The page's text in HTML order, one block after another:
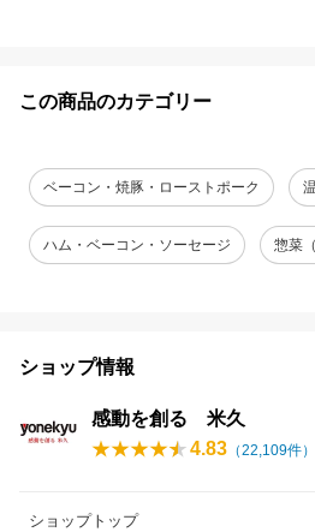
この商品のカテゴリー
ベーコン・焼豚・ローストポーク
ハム・ベーコン・ソーセージ 惣菜
ショップ情報
感動を創る 米久
4.83 （22,109件）
ショップトップ